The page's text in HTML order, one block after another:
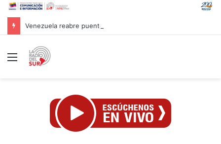
Venezuela reabre puente fronterizo con Colombia
Menú